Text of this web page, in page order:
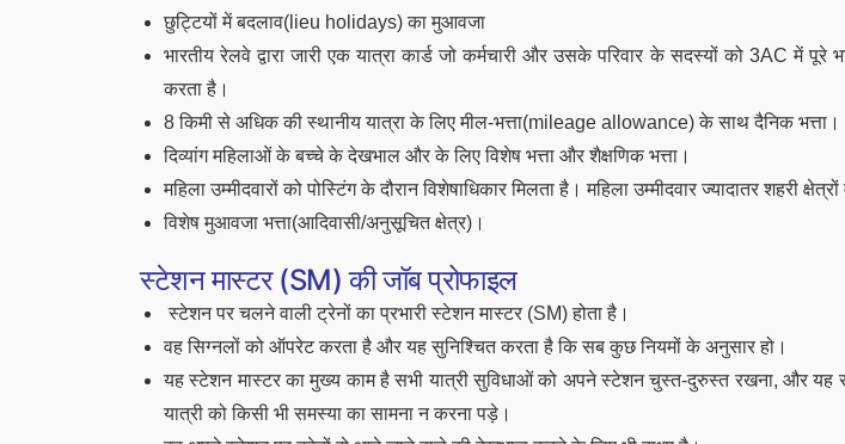
छुट्टियों में बदलाव(lieu holidays) का मुआवजा
भारतीय रेलवे द्वारा जारी एक यात्रा कार्ड जो कर्मचारी और उसके परिवार के सदस्यों को 3AC में पूरे
करता है।
8 किमी से अधिक की स्थानीय यात्रा के लिए मील-भत्ता(mileage allowance) के साथ दैनिक भत्ता।
दिव्यांग महिलाओं के बच्चे के देखभाल और के लिए विशेष भत्ता और शैक्षणिक भत्ता।
महिला उम्मीदवारों को पोस्टिंग के दौरान विशेषाधिकार मिलता है। महिला उम्मीदवार ज्यादातर शहरी
विशेष मुआवजा भत्ता(आदिवासी/अनुसूचित क्षेत्र)।
स्टेशन मास्टर (SM) की जॉब प्रोफाइल
स्टेशन पर चलने वाली ट्रेनों का प्रभारी स्टेशन मास्टर (SM) होता है।
वह सिग्नलों को ऑपरेट करता है और यह सुनिश्चित करता है कि सब कुछ नियमों के अनुसार हो।
यह स्टेशन मास्टर का मुख्य काम है सभी यात्री सुविधाओं को अपने स्टेशन चुस्त-दुरुस्त रखना, और यह
यात्री को किसी भी समस्या का सामना न करना पड़े।